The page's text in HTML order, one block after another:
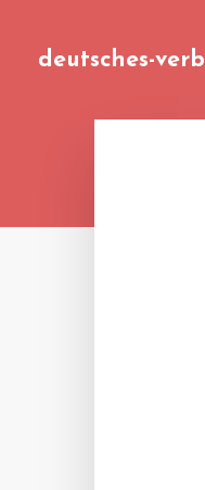
deutsches-